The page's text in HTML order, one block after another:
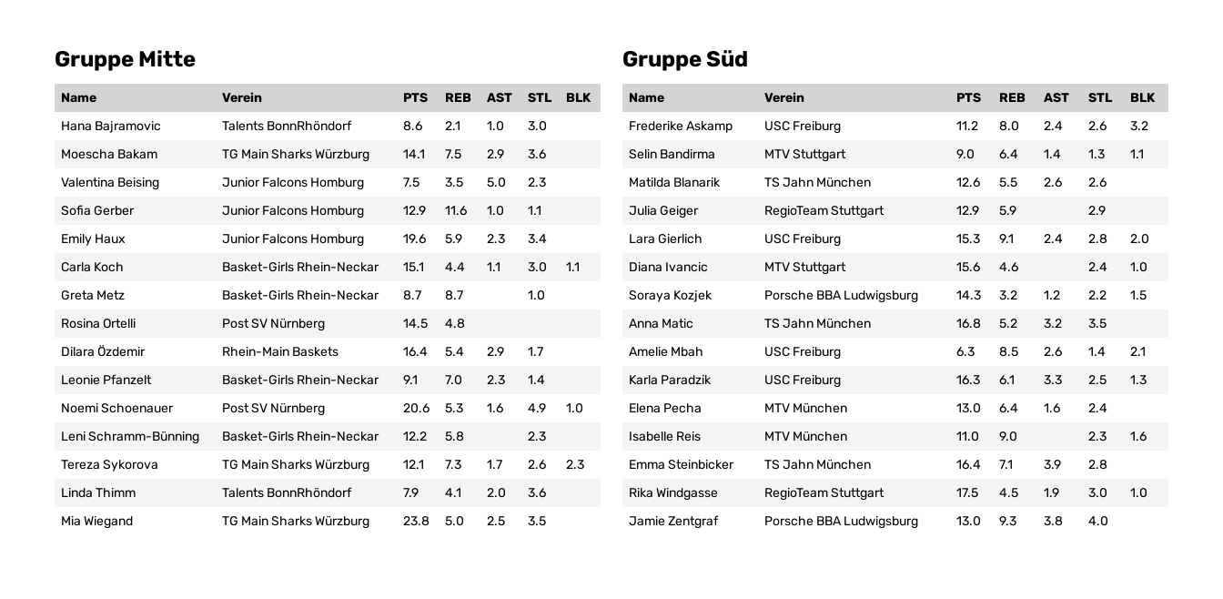
Gruppe Mitte
Name Verein PTS REB AST STL
BLK
Hana Bajramovic
Talents BonnRhöndorf 8.6 2.1 1.0
3.0
Moescha Bakam
TG Main Sharks Würzburg 14.1 7.5 2.9
3.6
Valentina Beising
Junior Falcons Homburg 7.5 3.5 5.0
2.3
Sofia Gerber
Junior Falcons Homburg 12.9 11.6 1.0
1.1
Emily Haux
Junior Falcons Homburg 19.6 5.9 2.3
3.4
Carla Koch
Basket-Girls Rhein-Neckar 15.1 4.4 1.1 3.0
1.1
Greta Metz
Basket-Girls Rhein-Neckar 8.7 8.7
1.0
Rosina Ortelli
Post SV Nürnberg 14.5
4.8
Dilara Özdemir
Rhein-Main Baskets 16.4 5.4 2.9
1.7
Leonie Pfanzelt
Basket-Girls Rhein-Neckar 9.1 7.0 2.3
1.4
Noemi Schoenauer
Post SV Nürnberg 20.6 5.3 1.6 4.9
1.0
Leni Schramm-Bünning
Basket-Girls Rhein-Neckar 12.2 5.8
2.3
Tereza Sykorova
TG Main Sharks Würzburg 12.1 7.3 1.7 2.6
2.3
Linda Thimm
Talents BonnRhöndorf 7.9 4.1 2.0
3.6
Mia Wiegand
TG Main Sharks Würzburg 23.8 5.0 2.5 3.5
Gruppe Süd
Name Verein PTS REB AST STL
BLK
Frederike Askamp
USC Freiburg 11.2 8.0 2.4 2.6
3.2
Selin Bandirma
MTV Stuttgart 9.0 6.4 1.4 1.3
1.1
Matilda Blanarik
TS Jahn München 12.6 5.5 2.6
2.6
Julia Geiger
RegioTeam Stuttgart 12.9 5.9
2.9
Lara Gierlich
USC Freiburg 15.3 9.1 2.4 2.8
2.0
Diana Ivancic
MTV Stuttgart 15.6 4.6 2.4
1.0
Soraya Kozjek
Porsche BBA Ludwigsburg 14.3 3.2 1.2 2.2
1.5
Anna Matic
TS Jahn München 16.8 5.2 3.2
3.5
Amelie Mbah
USC Freiburg 6.3 8.5 2.6 1.4
2.1
Karla Paradzik
USC Freiburg 16.3 6.1 3.3 2.5
1.3
Elena Pecha
MTV München 13.0 6.4 1.6
2.4
Isabelle Reis
MTV München 11.0 9.0 2.3
1.6
Emma Steinbicker
TS Jahn München 16.4 7.1 3.9
2.8
Rika Windgasse
RegioTeam Stuttgart 17.5 4.5 1.9 3.0
1.0
Jamie Zentgraf
Porsche BBA Ludwigsburg 13.0 9.3 3.8 4.0